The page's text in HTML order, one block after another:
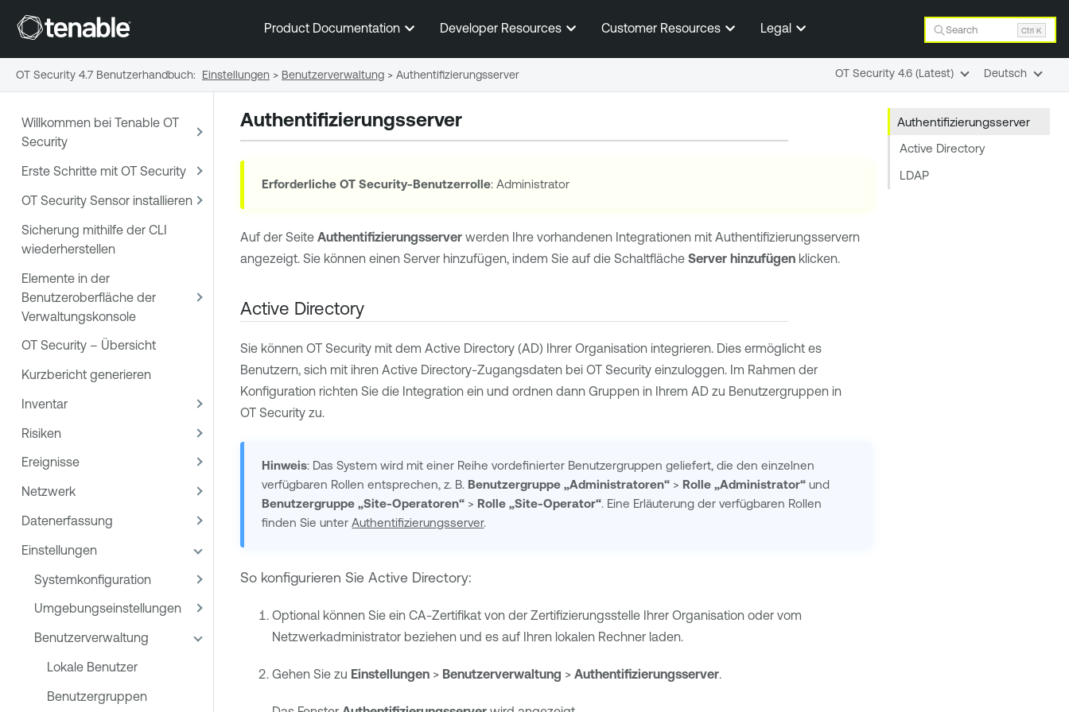
Zum Hauptinhalt springen
Product Documentation Developer Resources Customer Resources Legal Search Ctrl K
Willkommen bei Tenable OT
Security
Erste Schritte mit OT Security
OT Security Sensor installieren
Sicherung mithilfe der CLI
wiederherstellen
Elemente in der
Benutzeroberfläche der
Verwaltungskonsole
OT Security – Übersicht
Kurzbericht generieren
Inventar
Risiken
Ereignisse
Netzwerk
Datenerfassung
Einstellungen
Systemkonfiguration
Umgebungseinstellungen
Benutzerverwaltung
Lokale Benutzer
Benutzergruppen
Authentifizierungsserver
Active Directory
LDAP
Authentifizierungsserver
ErforderlicheOT Security-Benutzerrolle: Administrator
Auf der Seite Authentifizierungsserverwerden Ihre vorhandenen Integrationen mit Authentifizierungsservern
angezeigt. Sie können einen Server hinzufügen, indem Sie auf die Schaltfläche Server hinzufügenklicken.
Active Directory
Sie können OT Securitymit dem Active Directory (AD) Ihrer Organisation integrieren. Dies ermöglicht es
Benutzern, sich mit ihren Active Directory-Zugangsdaten bei OT Securityeinzuloggen. Im Rahmen der
Konfiguration richten Sie die Integration ein und ordnen dann Gruppen in Ihrem AD zu Benutzergruppen in
OT Securityzu.
Hinweis: Das System wird mit einer Reihe vordefinierter Benutzergruppen geliefert, die den einzelnen
verfügbaren Rollen entsprechen, z. B. Benutzergruppe „Administratoren“ > Rolle „Administrator“ und
Benutzergruppe „Site-Operatoren“ > Rolle „Site-Operator“. Eine Erläuterung der verfügbaren Rollen
finden Sie unterAuthentifizierungsserver.
So konfigurieren Sie Active Directory:
Optional können Sie ein CA-Zertifikat von der Zertifizierungsstelle Ihrer Organisation oder vom
Netzwerkadministrator beziehen und es auf Ihren lokalen Rechner laden.
Gehen Sie zu Einstellungen> Benutzerverwaltung > Authentifizierungsserver.
OT Security 4.7 Benutzerhandbuch: Einstellungen > Benutzerverwaltung > Authentifizierungsserver OT Security 4.6 (Latest) Deutsch